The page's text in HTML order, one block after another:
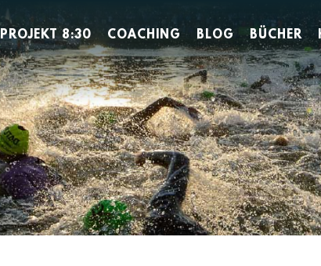
PROJEKT 8:30 COACHING BLOG BÜCHER